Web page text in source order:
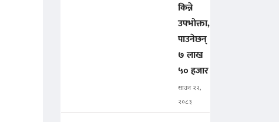
किन्ने
उपभोक्ता,
पाउनेछन्
७ लाख
५० हजार
साउन २२,
२०८३